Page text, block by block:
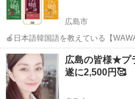
広島市
🍎日本語韓国語を教えている【WAWA】です🍎 アン
日本語韓国語を教えている【WAWA
。 🍓インスタグラムでは、 ・レッ
広島 広島市 韓国語 ハン
広島の皆様★プ
遂に2,500円🥰